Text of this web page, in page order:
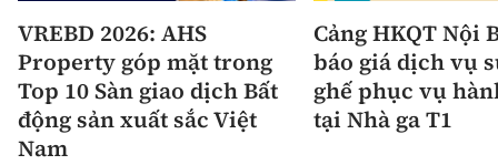
VREBD 2026: AHS
Property góp mặt trong
Top 10 Sàn giao dịch Bất
động sản xuất sắc Việt
Nam
Cảng HKQT Nội
báo giá dịch vụ
ghế phục vụ
tại Nhà ga T1